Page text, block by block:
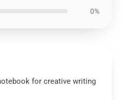
0%
for creative writing